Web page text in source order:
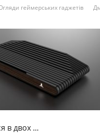
геймерських гаджетів
в двох ...